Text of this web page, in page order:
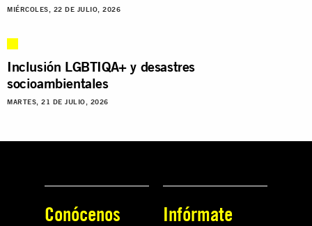
MIÉRCOLES, 22 DE JULIO, 2026
Inclusión LGBTIQA+ y desastres
socioambientales
MARTES, 21 DE JULIO, 2026
Conócenos Infórmate